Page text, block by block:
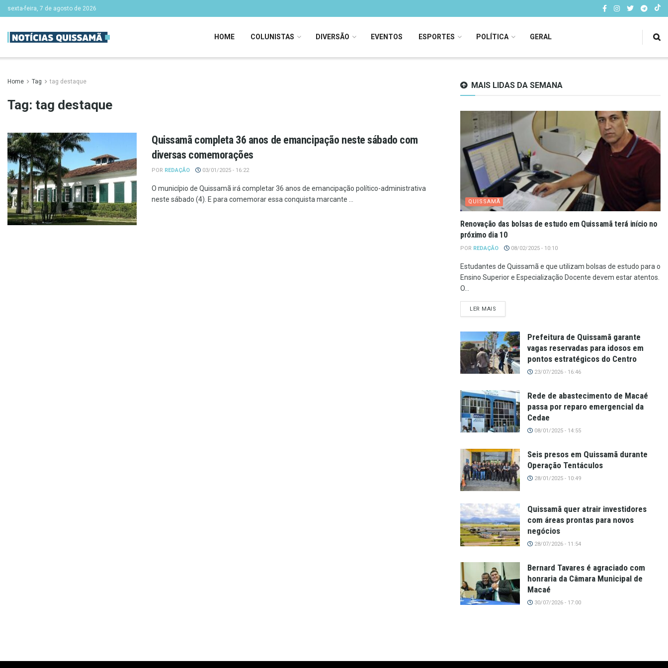
sexta-feira, 7 de agosto de 2026
HOME COLUNISTAS DIVERSÃO EVENTOS ESPORTES POLÍTICA GERAL
Home Tag tag destaque
Tag: tag destaque
Quissamã completa 36 anos de emancipação neste sábado com
diversas comemorações
POR REDAÇÃO 03/01/2025 - 16:22
O município de Quissamã irá completar 36 anos de emancipação político-administrativa
neste sábado (4). E para comemorar essa conquista marcante ...
MAIS LIDAS DA SEMANA
QUISSAMÃ
Renovação das bolsas de estudo em Quissamã terá início no
próximo dia 10
POR REDAÇÃO 08/02/2025 - 10:10
Estudantes de Quissamã e que utilizam bolsas de estudo para o
Ensino Superior e Especialização Docente devem estar atentos.
O...
LER MAIS
Prefeitura de Quissamã garante
vagas reservadas para idosos em
pontos estratégicos do Centro
23/07/2026 - 16:46
Rede de abastecimento de Macaé
passa por reparo emergencial da
Cedae
08/01/2025 - 14:55
Seis presos em Quissamã durante
Operação Tentáculos
28/01/2025 - 10:49
Quissamã quer atrair investidores
com áreas prontas para novos
negócios
28/07/2026 - 11:54
Bernard Tavares é agraciado com
honraria da Câmara Municipal de
Macaé
30/07/2026 - 17:00